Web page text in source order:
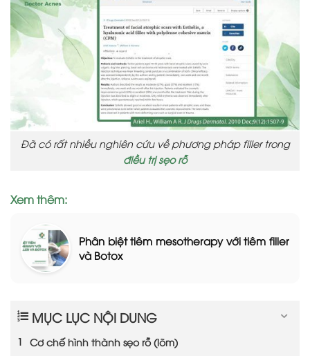
Đã có rất nhiều nghiên cứu về phương pháp filler trong
điều trị sẹo rỗ
Xem thêm:
Phân biệt tiêm mesotherapy với tiêm filler
và Botox
MỤC LỤC NỘI DUNG
Cơ chế hình thành sẹo rỗ (lõm)